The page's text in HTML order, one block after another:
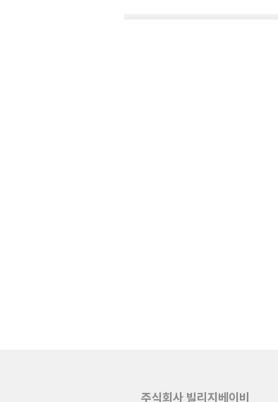
주식회사 빌리지베이비